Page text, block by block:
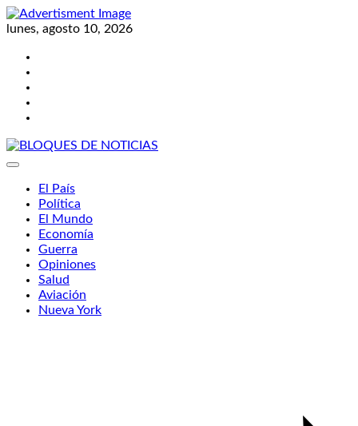
Skip
tolunes, agosto 10, 2026
El País
Política
El Mundo
Economía
Guerra
Opiniones
Salud
Aviación
Nueva York